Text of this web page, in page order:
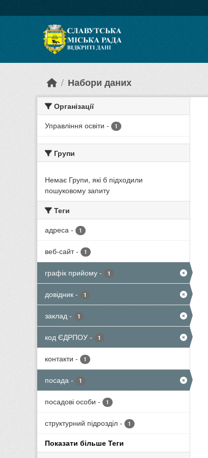
Набори даних
Організації
Управління освіти - 1
Групи
Немає Групи, які б підходили
пошуковому запиту
Теги
адреса - 1
веб-сайт - 1
графік прийому - 1
довідник - 1
заклад - 1
код ЄДРПОУ - 1
контакти - 1
посада - 1
посадові особи - 1
структурний підрозділ - 1
Показати більше Теги